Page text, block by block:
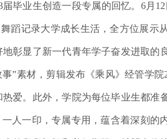
届毕业生创造一段专属的回忆。6月
蹈记录大学成长生活，全方位展示
彰显了新一代青年学子奋发进取
”素材，剪辑发布《乘风》经管学
爱。此外，学院为每位毕业生都准
人一印，专属专用，蕴含着深刻的